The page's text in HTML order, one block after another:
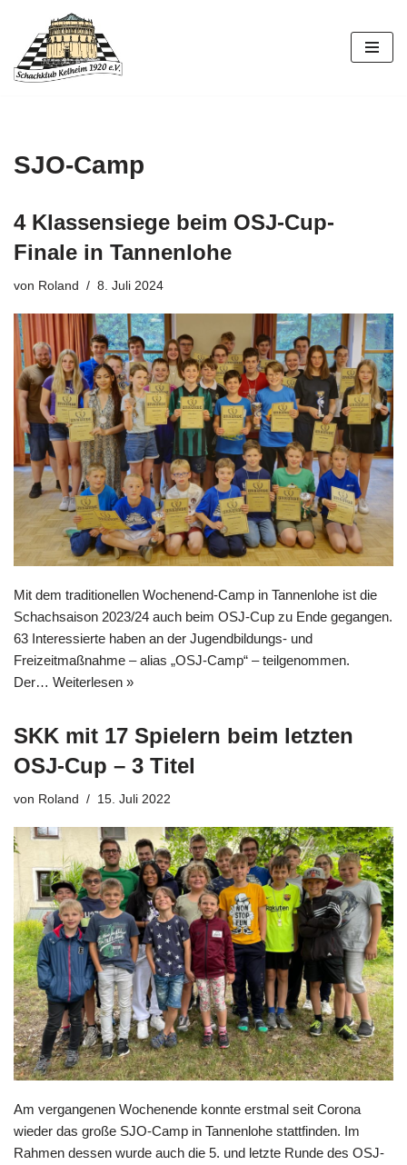
Zum
Inhalt
SJO-Camp
4 Klassensiege beim OSJ-Cup-
Finale in Tannenlohe
von Roland 8. Juli 2024
Mit dem traditionellen Wochenend-Camp in Tannenlohe ist die
Schachsaison 2023/24 auch beim OSJ-Cup zu Ende gegangen.
63 Interessierte haben an der Jugendbildungs- und
Freizeitmaßnahme – alias „OSJ-Camp“ – teilgenommen.
Der… Weiterlesen »
SKK mit 17 Spielern beim letzten
OSJ-Cup – 3 Titel
von Roland 15. Juli 2022
Am vergangenen Wochenende konnte erstmal seit Corona
wieder das große SJO-Camp in Tannenlohe stattfinden. Im
Rahmen dessen wurde auch die 5. und letzte Runde des OSJ-